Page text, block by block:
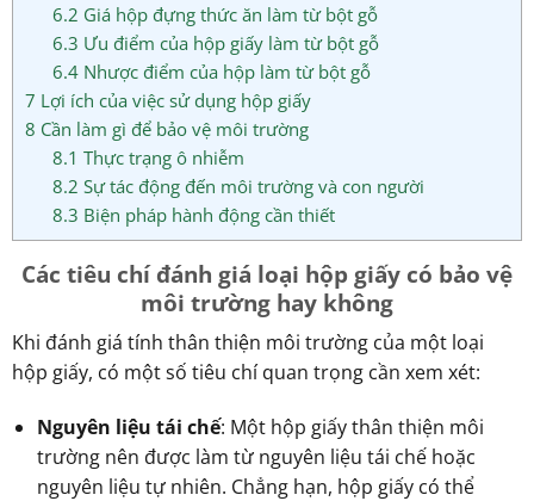
6.2 Giá hộp đựng thức ăn làm từ bột gỗ
6.3 Ưu điểm của hộp giấy làm từ bột gỗ
6.4Nhược điểm của hộp làm từ bột gỗ
7 Lợi ích của việc sử dụng hộp giấy
8 Cần làm gì để bảo vệ môi trường
8.1 Thực trạng ô nhiễm
8.2 Sự tác động đến môi trường và con người
8.3 Biện pháp hành động cần thiết
Các tiêu chí đánh giá loại hộp giấy có bảo vệ
môi trường hay không
Khi đánh giá tính thân thiện môi trường của một loại
hộp giấy, có một số tiêu chí quan trọng cần xem xét:
Nguyên liệu tái chế: Một hộp giấy thân thiện môi
trường nên được làm từ nguyên liệu tái chế hoặc
nguyên liệu tự nhiên. Chẳng hạn, hộp giấy có thể